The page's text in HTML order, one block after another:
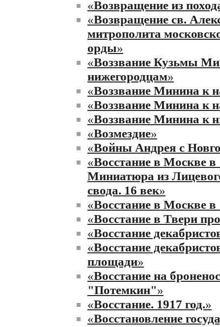
«Возвращение из
«Возвращение св.
митрополита
орды»
«Воззвание Кузьмы
нижегородцам»
«Воззвание Минина к
«Воззвание Минина к
«Воззвание Минина к
«Возмездие»
«Войны Андрея с
«Восстание в Москве в
Миниатюра из
свода. 16 век»
«Восстание в Москве в
«Восстание в Твери
«Восстание
«Восстание
площади»
«Восстание на
"Потемкин"»
«Восстание. 1917 год.»
«Восстановление